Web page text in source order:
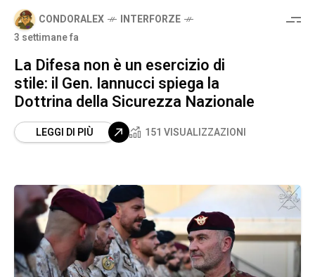
CONDORALEX
INTERFORZE
3 settimane fa
La Difesa non è un esercizio di
stile: il Gen. Iannucci spiega la
Dottrina della Sicurezza Nazionale
LEGGI DI PIÙ 151 VISUALIZZAZIONI